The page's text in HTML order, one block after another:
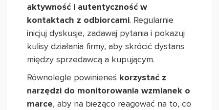
aktywność i autentyczność w
kontaktach z odbiorcami. Regularnie
inicjuj dyskusje, zadawaj pytania i pokazuj
kulisy działania firmy, aby skrócić dystans
między sprzedawcą a kupującym.
Równolegle powinieneś korzystać z
narzędzi do monitorowania wzmianek o
marce, aby na bieżąco reagować na to, co